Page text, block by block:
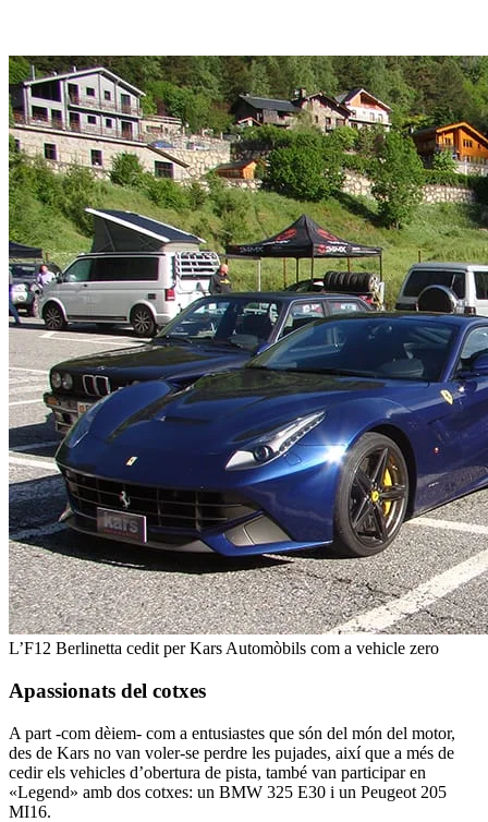
L’F12 Berlinetta cedit per Kars Automòbils com a vehicle zero
Apassionats del cotxes
A part -com dèiem- com a entusiastes que són del món del motor,
des de Kars no van voler-se perdre les pujades, així que a més de
cedir els vehicles d’obertura de pista, també van participar en
«Legend» amb dos cotxes: un BMW 325 E30 i un Peugeot 205
MI16.